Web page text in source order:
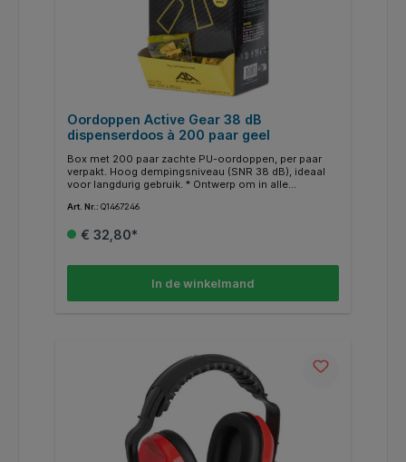
Oordoppen Active Gear 38 dB
dispenserdoos à 200 paar geel
Box met 200 paar zachte PU-oordoppen, per paar
verpakt. Hoog dempingsniveau (SNR 38 dB), ideaal
voor langdurig gebruik. * Ontwerp om in alle
bescherming * Schuimpolyurethaan oordop heeft
Beschikt over een langzaam herstel wat zorgt voor
Art. Nr.: Q1467246
€ 32,80*
In de winkelmand